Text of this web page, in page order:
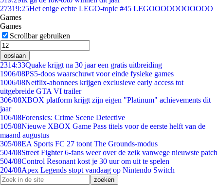
27319:25Het enige echte LEGO-topic #45 LEGOOOOOOOOOOO
Games
Games
Scrollbar gebruiken
opslaan
2314:33Quake krijgt na 30 jaar een gratis uitbreiding
1906/08PS5-doos waarschuwt voor einde fysieke games
1006/08Netflix-abonnees krijgen exclusieve early access tot
uitgebreide GTA VI trailer
306/08XBOX platform krijgt zijn eigen "Platinum" achievements dit
jaar
106/08Forensics: Crime Scene Detective
105/08Nieuwe XBOX Game Pass titels voor de eerste helft van de
maand augustus
305/08EA Sports FC 27 toont The Grounds-modus
504/08Street Fighter 6-fans weer over de zeik vanwege nieuwste patch
504/08Control Resonant kost je 30 uur om uit te spelen
204/08Apex Legends stopt vandaag op Nintendo Switch